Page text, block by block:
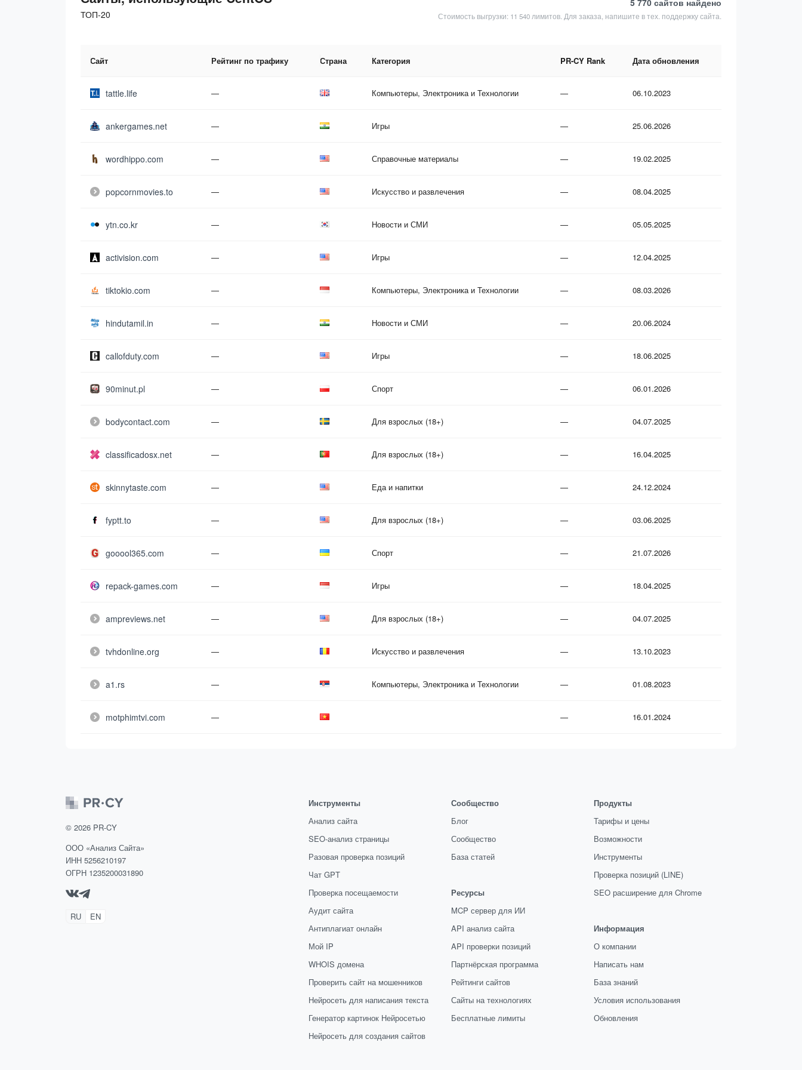
ТОП-20
5 770 сайтов найдено
Стоимость выгрузки: 11 540 лимитов. Для заказа, напишите в тех. поддержку сайта.
Сайт Рейтинг по трафику Страна Категория PR-CY Rank Дата обновления
tattle.life — Компьютеры, Электроника и Технологии — 06.10.2023
ankergames.net — Игры — 25.06.2026
wordhippo.com — Справочные материалы — 19.02.2025
popcornmovies.to — Искусство и развлечения — 08.04.2025
ytn.co.kr — Новости и СМИ — 05.05.2025
activision.com — Игры — 12.04.2025
tiktokio.com — Компьютеры, Электроника и Технологии — 08.03.2026
hindutamil.in — Новости и СМИ — 20.06.2024
callofduty.com — Игры — 18.06.2025
90minut.pl — Спорт — 06.01.2026
bodycontact.com — Для взрослых (18+) — 04.07.2025
classificadosx.net — Для взрослых (18+) — 16.04.2025
skinnytaste.com — Еда и напитки — 24.12.2024
fyptt.to — Для взрослых (18+) — 03.06.2025
gooool365.com — Спорт — 21.07.2026
repack-games.com — Игры — 18.04.2025
ampreviews.net — Для взрослых (18+) — 04.07.2025
tvhdonline.org — Искусство и развлечения — 13.10.2023
a1.rs — Компьютеры, Электроника и Технологии — 01.08.2023
motphimtvi.com — — 16.01.2024
© 2026 PR-CY
ООО «Анализ Сайта»
ИНН 5256210197
ОГРН 1235200031890
RU EN
Инструменты
Анализ сайта
SEO-анализ страницы
Разовая проверка позиций
Чат GPT
Проверка посещаемости
Аудит сайта
Антиплагиат онлайн
Мой IP
WHOIS домена
Проверить сайт на мошенников
Нейросеть для написания текста
Генератор картинок Нейросетью
Нейросеть для создания сайтов
Сообщество
Блог
Сообщество
База статей
Ресурсы
MCP сервер для ИИ
API анализ сайта
API проверки позиций
Партнёрская программа
Рейтинги сайтов
Сайты на технологиях
Бесплатные лимиты
Продукты
Тарифы и цены
Возможности
Инструменты
Проверка позиций (LINE)
SEO расширение для Chrome
Информация
О компании
Написать нам
База знаний
Условия использования
Обновления